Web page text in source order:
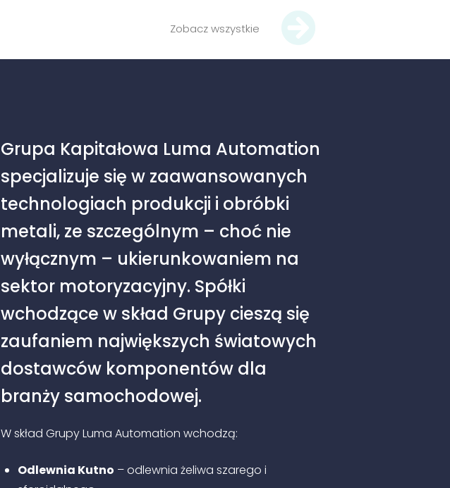
Zobacz wszystkie
Grupa Kapitałowa Luma Automation
specjalizuje się w zaawansowanych
technologiach produkcji i obróbki
metali, ze szczególnym – choć nie
wyłącznym – ukierunkowaniem na
sektor motoryzacyjny. Spółki
wchodzące w skład Grupy cieszą się
zaufaniem największych światowych
dostawców komponentów dla
branży samochodowej.
W skład Grupy Luma Automation wchodzą:
Odlewnia Kutno – odlewnia żeliwa szarego i